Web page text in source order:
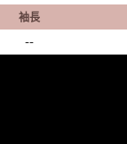
袖長
--